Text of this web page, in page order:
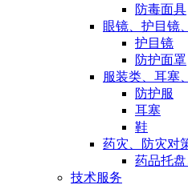
防毒面具
眼镜、护目镜
护目镜
防护面罩
服装类、耳塞
防护服
耳塞
鞋
药灾、防灾对
药品托
技术服务